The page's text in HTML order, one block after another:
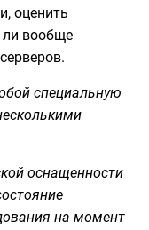
оценить
вообще
специальную
оснащенности
на момент